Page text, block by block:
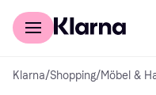
Für Shopper
Klarna/Shopping/Möbel &